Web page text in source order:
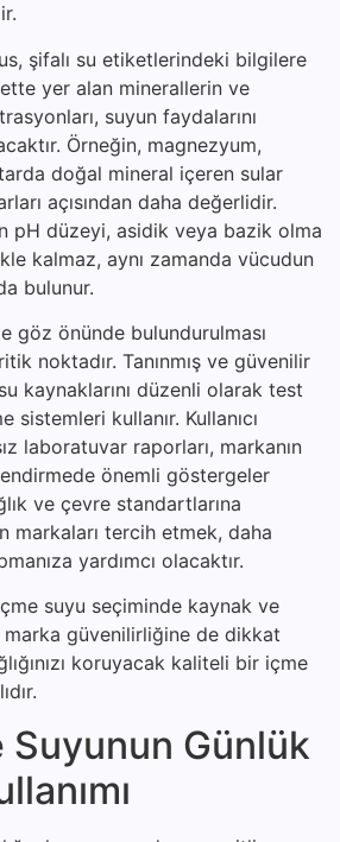
şifalı su etiketlerindeki bilgilere
yer alan minerallerin ve
suyun faydalarını
Örneğin, magnezyum,
doğal mineral içeren sular
açısından daha değerlidir.
pH düzeyi, asidik veya bazik olma
kalmaz, aynı zamanda vücudun
bulunur.
göz önünde bulundurulması
noktadır. Tanınmış ve güvenilir
kaynaklarını düzenli olarak test
kullanır. Kullanıcı
laboratuvar raporları, markanın
önemli göstergeler
ve çevre standartlarına
markaları tercih etmek, daha
yardımcı olacaktır.
suyu seçiminde kaynak ve
güvenilirliğine de dikkat
koruyacak kaliteli bir içme
Suyunun Günlük